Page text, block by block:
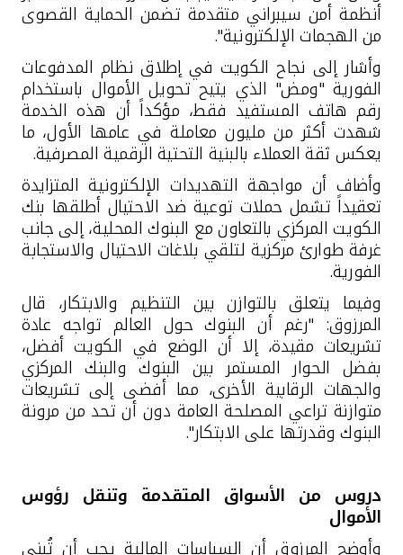
أنظمة أمن سيبراني متقدمة تضمن الحماية القصوى
من الهجمات الإلكترونية".
وأشار إلى نجاح الكويت في إطلاق نظام المدفوعات
الفورية "ومض" الذي يتيح تحويل الأموال باستخدام
رقم هاتف المستفيد فقط، مؤكداً أن هذه الخدمة
شهدت أكثر من مليون معاملة في عامها الأول، ما
يعكس ثقة العملاء بالبنية التحتية الرقمية المصرفية.
وأضاف أن مواجهة التهديدات الإلكترونية المتزايدة
تعقيداًتشمل حملات توعية ضد الاحتيال أطلقها بنك
الكويت المركزي بالتعاون مع البنوك المحلية، إلى جانب
غرفة طوارئ مركزية لتلقي بلاغات الاحتيال والاستجابة
الفورية.
وفيما يتعلق بالتوازن بين التنظيم والابتكار، قال
المرزوق: "رغم أن البنوك حول العالم تواجه عادة
تشريعات مقيدة، إلا أن الوضع في الكويت أفضل،
بفضل الحوار المستمر بين البنوك والبنك المركزي
والجهات الرقابية الأخرى، مما أفضى إلى تشريعات
متوازنة تراعي المصلحة العامة دون أن تحد من مرونة
البنوك وقدرتها على الابتكار".
دروس من الأسواق المتقدمة وتنقل رؤوس
الأموال
وأوضح المرزوق أن السياسات المالية يجب أن تُبنى